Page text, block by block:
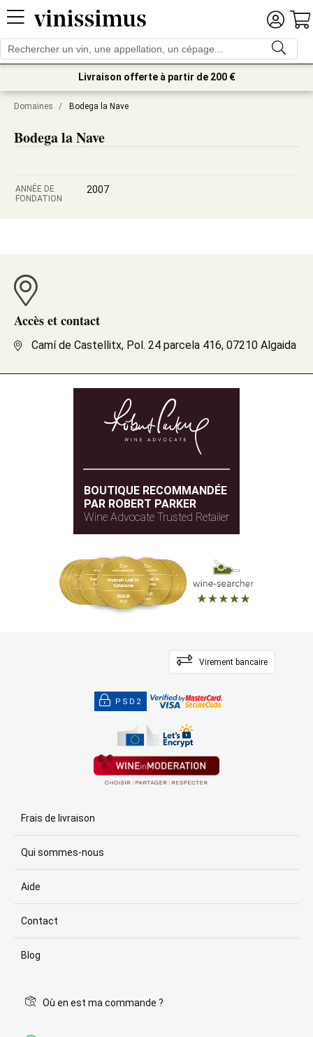
Livraison offerte à partir de 200 €
Domaines / Bodega la Nave
Bodega la Nave
ANNÉE DE
FONDATION
2007
Accès et contact
Camí de Castellitx, Pol. 24 parcela 416, 07210 Algaida
BOUTIQUE RECOMMANDÉE
PAR ROBERT PARKER
Wine Advocate Trusted Retailer
Virement bancaire
PSD2
Frais de livraison
Qui sommes-nous
Aide
Contact
Blog
Où en est ma commande ?